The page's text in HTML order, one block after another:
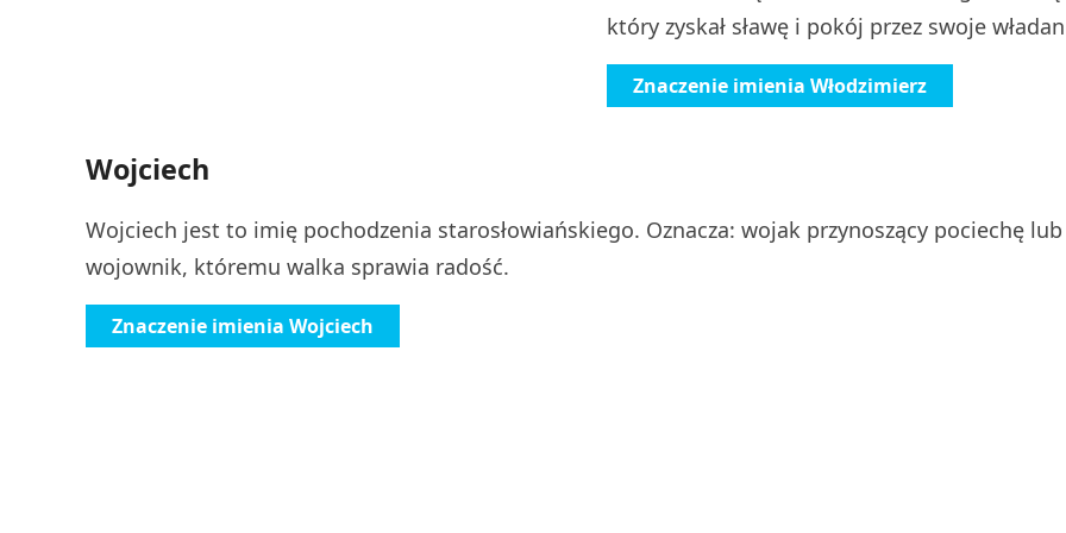
który zyskał sławę i pokój przez swoje
Znaczenie imienia Włodzimierz
Wojciech
Wojciech jest to imię pochodzenia starosłowiańskiego. Oznacza: wojak przynoszący pociechę lub
wojownik, któremu walka sprawia radość.
Znaczenie imienia Wojciech